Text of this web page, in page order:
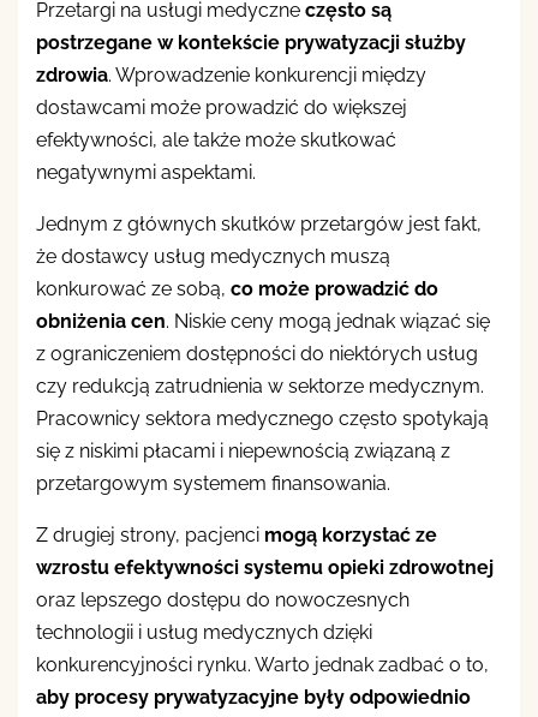
Przetargi na usługi medyczne często są
postrzegane w kontekście prywatyzacji służby
zdrowia. Wprowadzenie konkurencji między
dostawcami może prowadzić do większej
efektywności, ale także może skutkować
negatywnymi aspektami.
Jednym z głównych skutków przetargów jest fakt,
że dostawcy usług medycznych muszą
konkurować ze sobą, co może prowadzić do
obniżenia cen. Niskie ceny mogą jednak wiązać się
z ograniczeniem dostępności do niektórych usług
czy redukcją zatrudnienia w sektorze medycznym.
Pracownicy sektora medycznego często spotykają
się z niskimi płacami i niepewnością związaną z
przetargowym systemem finansowania.
Z drugiej strony, pacjenci mogą korzystać ze
wzrostu efektywności systemu opieki zdrowotnej
oraz lepszego dostępu do nowoczesnych
technologii i usług medycznych dzięki
konkurencyjności rynku. Warto jednak zadbać o to,
aby procesy prywatyzacyjne były odpowiednio